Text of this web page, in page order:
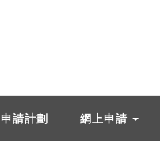
申請計劃 網上申請